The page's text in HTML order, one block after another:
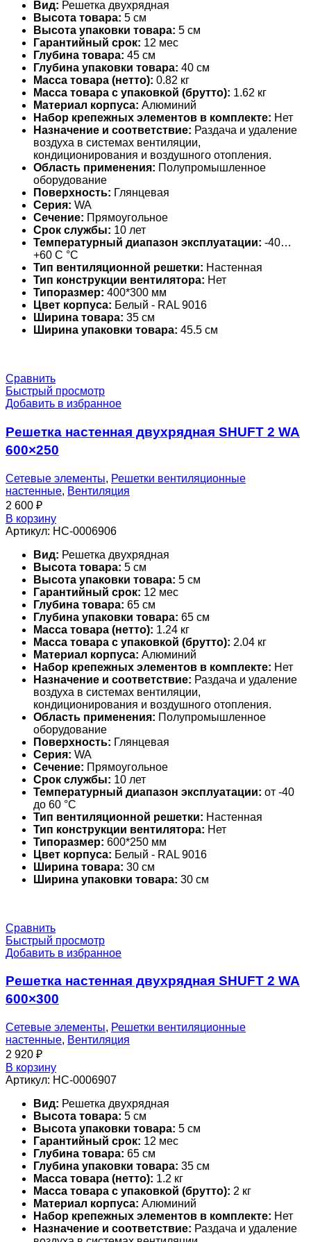
Вид: Решетка двухрядная
Высота товара: 5 см
Высота упаковки товара: 5 см
Гарантийный срок: 12 мес
Глубина товара: 45 см
Глубина упаковки товара: 40 см
Масса товара (нетто): 0.82 кг
Масса товара с упаковкой (брутто): 1.62 кг
Материал корпуса: Алюминий
Набор крепежных элементов в комплекте: Нет
Назначение и соответствие: Раздача и удаление
воздуха в системах вентиляции,
кондиционирования и воздушного отопления.
Область применения: Полупромышленное
оборудование
Поверхность: Глянцевая
Серия: WA
Сечение: Прямоугольное
Срок службы: 10 лет
Температурный диапазон эксплуатации: -40…
+60 С °С
Тип вентиляционной решетки: Настенная
Тип конструкции вентилятора: Нет
Типоразмер: 400*300 мм
Цвет корпуса: Белый - RAL 9016
Ширина товара: 35 см
Ширина упаковки товара: 45.5 см
Сравнить
Быстрый просмотр
Добавить в избранное
Решетка настенная двухрядная SHUFT 2 WA
600×250
Сетевые элементы, Решетки вентиляционные
настенные, Вентиляция
2 600 ₽
В корзину
Артикул: НС-0006906
Вид: Решетка двухрядная
Высота товара: 5 см
Высота упаковки товара: 5 см
Гарантийный срок: 12 мес
Глубина товара: 65 см
Глубина упаковки товара: 65 см
Масса товара (нетто): 1.24 кг
Масса товара с упаковкой (брутто): 2.04 кг
Материал корпуса: Алюминий
Набор крепежных элементов в комплекте: Нет
Назначение и соответствие: Раздача и удаление
воздуха в системах вентиляции,
кондиционирования и воздушного отопления.
Область применения: Полупромышленное
оборудование
Поверхность: Глянцевая
Серия: WA
Сечение: Прямоугольное
Срок службы: 10 лет
Температурный диапазон эксплуатации: от -40
до 60 °С
Тип вентиляционной решетки: Настенная
Тип конструкции вентилятора: Нет
Типоразмер: 600*250 мм
Цвет корпуса: Белый - RAL 9016
Ширина товара: 30 см
Ширина упаковки товара: 30 см
Сравнить
Быстрый просмотр
Добавить в избранное
Решетка настенная двухрядная SHUFT 2 WA
600×300
Сетевые элементы, Решетки вентиляционные
настенные, Вентиляция
2 920 ₽
В корзину
Артикул: НС-0006907
Вид: Решетка двухрядная
Высота товара: 5 см
Высота упаковки товара: 5 см
Гарантийный срок: 12 мес
Глубина товара: 65 см
Глубина упаковки товара: 35 см
Масса товара (нетто): 1.2 кг
Масса товара с упаковкой (брутто): 2 кг
Материал корпуса: Алюминий
Набор крепежных элементов в комплекте: Нет
Назначение и соответствие: Раздача и удаление